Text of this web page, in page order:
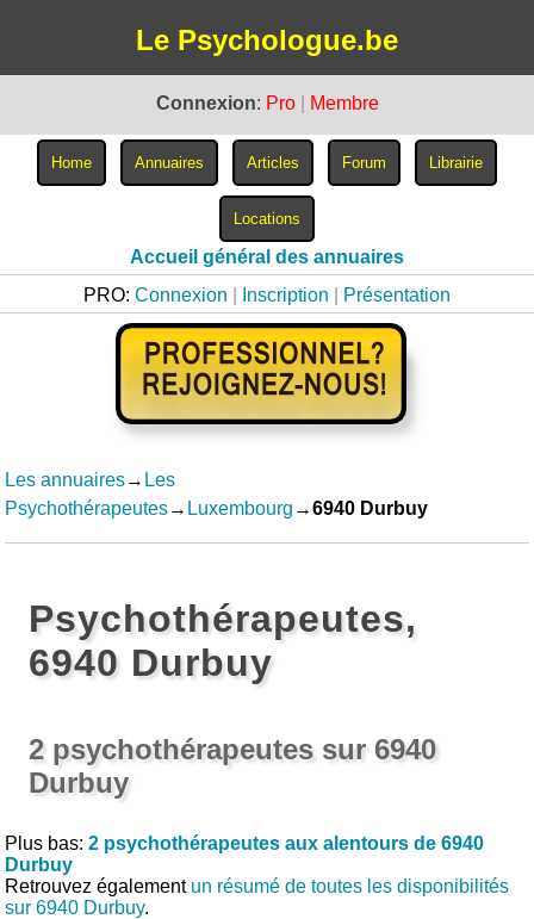
Le Psychologue.be
Connexion: Pro Membre
Accueil général des annuaires
PRO: Connexion Inscription Présentation
Les annuaires→ Les
Psychothérapeutes→ Luxembourg →6940 Durbuy
Psychothérapeutes,
6940 Durbuy
2 psychothérapeutes sur 6940
Durbuy
Plus bas:2 psychothérapeutes aux alentours de 6940
Durbuy
Retrouvez également un résumé de toutes les disponibilités
sur 6940 Durbuy.